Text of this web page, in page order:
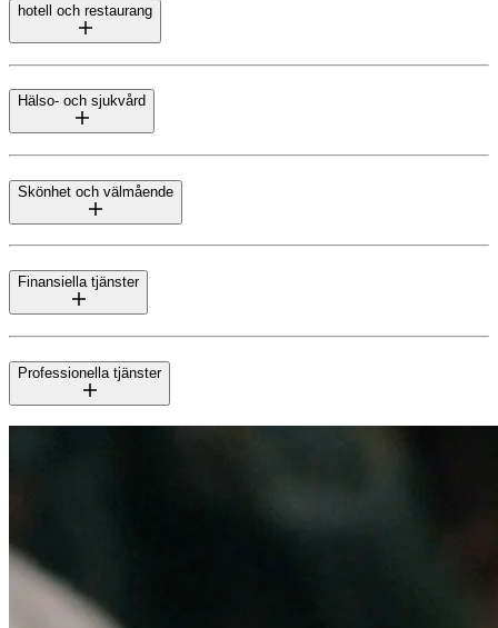
hotell och restaurang
Hälso- och sjukvård
Skönhet och välmående
Finansiella tjänster
Professionella tjänster